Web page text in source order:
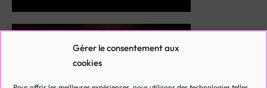
Gérer le consentement aux
cookies